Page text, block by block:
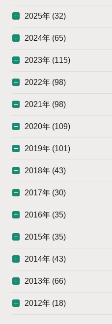
2025年 (32)
2024年 (65)
2023年 (115)
2022年 (98)
2021年 (98)
2020年 (109)
2019年 (101)
2018年 (43)
2017年 (30)
2016年 (35)
2015年 (35)
2014年 (43)
2013年 (66)
2012年 (18)